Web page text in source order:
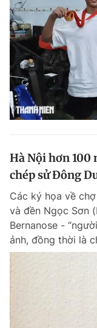
Theo dõi báo trên
Hotline
0906 645 777
Đặt báo Quảng
Tổng biên tập: Nguyễn
Tổng thư ký tòa soạn:
Giấy phép xuất bản số
© 2003-2026 Bản
dưới mọi hình thức
Phát triển bởi ePi
Hà Nội hơn
chép sử Đông
Các ký họa về
và đền Ngọc Sơn
Bernanose -
ảnh, đồng thời là